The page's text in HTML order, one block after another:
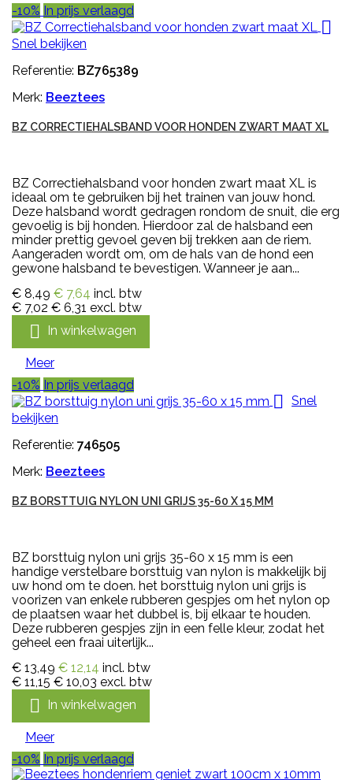
-10% In prijs verlaagd

Snel bekijken
Referentie: BZ765389
Merk: Beeztees
BZ CORRECTIEHALSBAND VOOR HONDEN ZWART MAAT XL
BZ Correctiehalsband voor honden zwart maat XL is
ideaal om te gebruiken bij het trainen van jouw hond.
Deze halsband wordt gedragen rondom de snuit, die erg
gevoelig is bij honden. Hierdoor zal de halsband een
minder prettig gevoel geven bij trekken aan de riem.
Aangeraden wordt om, om de hals van de hond een
gewone halsband te bevestigen. Wanneer je aan...
€ 8,49 € 7,64 incl. btw
€ 7,02 € 6,31 excl. btw
 In winkelwagen
Meer
-10% In prijs verlaagd

Snel
bekijken
Referentie: 746505
Merk: Beeztees
BZ BORSTTUIG NYLON UNI GRIJS 35-60 X 15 MM
BZ borsttuig nylon uni grijs 35-60 x 15 mm is een
handige verstelbare borsttuig van nylon is makkelijk bij
uw hond om te doen. het borsttuig nylon uni grijs is
voorizen van enkele rubberen gespjes om het nylon op
de plaatsen waar het dubbel is, bij elkaar te houden.
Deze rubberen gespjes zijn in een felle kleur, zodat het
geheel een fraai uiterlijk...
€ 13,49 € 12,14 incl. btw
€ 11,15 € 10,03 excl. btw
 In winkelwagen
Meer
-10% In prijs verlaagd